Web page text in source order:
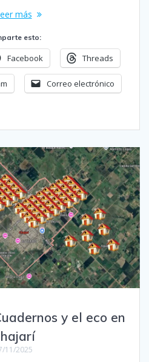
más
esto:
Facebook Threads
Correo electrónico
y el eco en
11/2025